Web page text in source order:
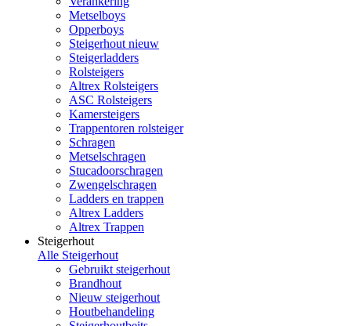
Metselboys
Opperboys
Steigerhout nieuw
Steigerladders
Rolsteigers
Altrex Rolsteigers
ASC Rolsteigers
Kamersteigers
Trappentoren rolsteiger
Schragen
Metselschragen
Stucadoorschragen
Zwengelschragen
Ladders en trappen
Altrex Ladders
Altrex Trappen
Steigerhout
Alle Steigerhout
Gebruikt steigerhout
Brandhout
Nieuw steigerhout
Houtbehandeling